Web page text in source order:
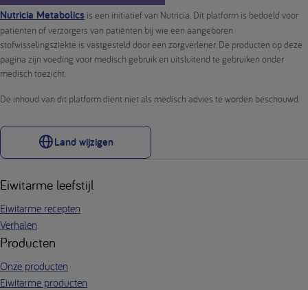
Nutricia Metabolics is een initiatief van Nutricia. Dit platform is bedoeld voor
patiënten of verzorgers van patiënten bij wie een aangeboren
stofwisselingsziekte is vastgesteld door een zorgverlener. De producten op deze
pagina zijn voeding voor medisch gebruik en uitsluitend te gebruiken onder
medisch toezicht.
De inhoud van dit platform dient niet als medisch advies te worden beschouwd.
Land wijzigen
Eiwitarme leefstijl
Eiwitarme recepten
Verhalen
Producten
Onze producten
Eiwitarme producten